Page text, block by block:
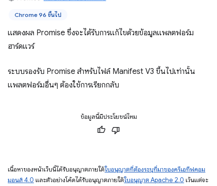
Chrome 96 ขึ้นไป
แสดงผล Promise ซึ่งจะได้รับการแก้ไขด้วยข้อมูลแพลตฟอร์ม
ฮาร์ดแวร์
ระบบรองรับ Promise สำหรับไฟล์ Manifest V3 ขึ้นไปเท่านั้น
แพลตฟอร์มอื่นๆ ต้องใช้การเรียกกลับ
ข้อมูลนี้มีประโยชน์ไหม
เนื้อหาของหน้าเว็บนี้ได้รับอนุญาตภายใต้ใบอนุญาตที่ต้องระบุที่มาของครีเอทีฟคอม
มอนส์ 4.0 และตัวอย่างโค้ดได้รับอนุญาตภายใต้ใบอนุญาต Apache 2.0 เว้นแต่จะ